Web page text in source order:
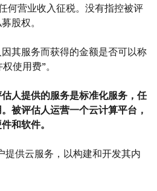
何营业收入征税。没有指控被评
股权。
其服务而获得的金额是否可以称
使用费”。
人提供的服务是标准化服务，任
被评估人运营一个云计算平台，
和软件。
提供云服务，以构建和开发其内